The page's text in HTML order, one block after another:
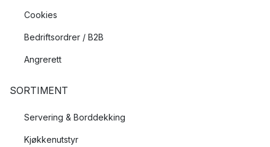
Cookies
Bedriftsordrer / B2B
Angrerett
SORTIMENT
Servering & Borddekking
Kjøkkenutstyr